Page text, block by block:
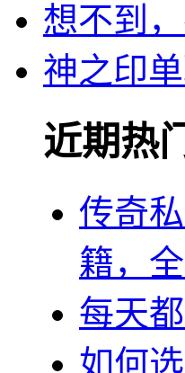
想不到
神之印
近期热门
传奇
籍，
每天
如何